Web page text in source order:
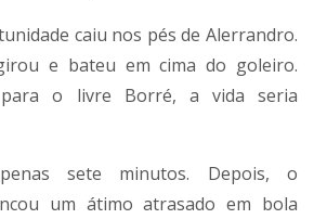
caiu nos pés de Alerrandro.
e bateu em cima do goleiro.
para o livre Borré, a vida seria
sete minutos. Depois, o
um átimo atrasado em bola